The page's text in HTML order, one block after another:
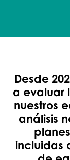
Desde
a evaluar
nuestros
análisis
incluidas